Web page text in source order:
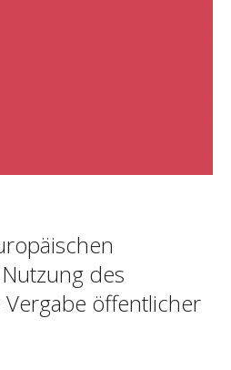
des
öffentlicher